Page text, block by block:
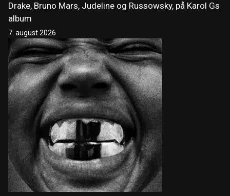
Drake, Bruno Mars, Judeline og Russowsky, på Karol Gs
album
7. august 2026